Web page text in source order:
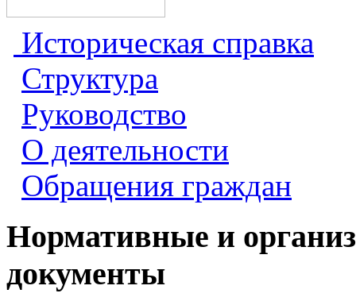
Историческая справка
Структура
Руководство
О деятельности
Обращения граждан
Нормативные и
документы